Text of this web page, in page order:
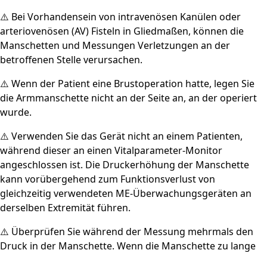
⚠️ Bei Vorhandensein von intravenösen Kanülen oder
arteriovenösen (AV) Fisteln in Gliedmaßen, können die
Manschetten und Messungen Verletzungen an der
betroffenen Stelle verursachen.
⚠️ Wenn der Patient eine Brustoperation hatte, legen Sie
die Armmanschette nicht an der Seite an, an der operiert
wurde.
⚠️ Verwenden Sie das Gerät nicht an einem Patienten,
während dieser an einen Vitalparameter-Monitor
angeschlossen ist. Die Druckerhöhung der Manschette
kann vorübergehend zum Funktionsverlust von
gleichzeitig verwendeten ME-Überwachungsgeräten an
derselben Extremität führen.
⚠️ Überprüfen Sie während der Messung mehrmals den
Druck in der Manschette. Wenn die Manschette zu lange